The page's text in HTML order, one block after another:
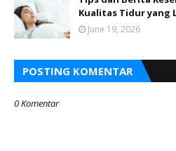
Kualitas Tidur yang
June 19, 2026
POSTING KOMENTAR
0 Komentar